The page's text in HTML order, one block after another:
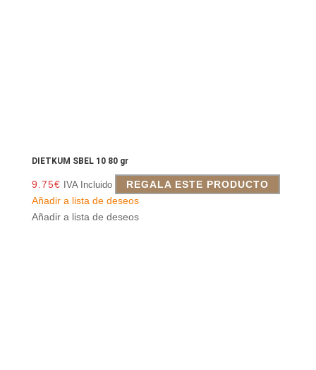
DIETKUM SBEL 10 80 gr
9.75€ IVA Incluido
REGALA ESTE PRODUCTO
Añadir a lista de deseos
Añadir a lista de deseos